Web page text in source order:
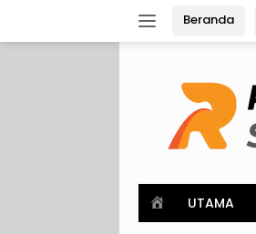
Beranda
o
UTAMA